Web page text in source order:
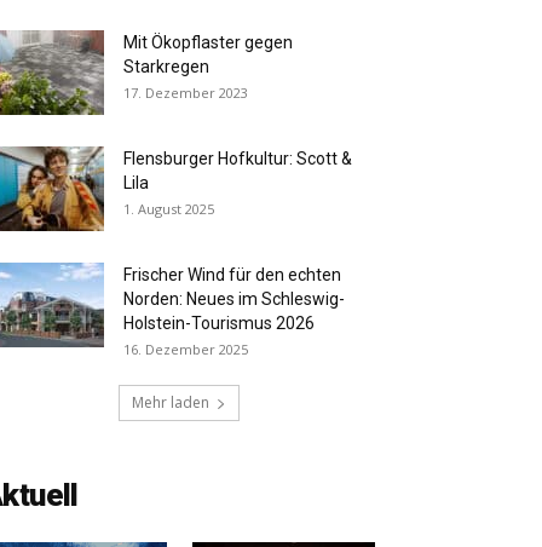
Mit Ökopflaster gegen
Starkregen
17. Dezember 2023
Flensburger Hofkultur: Scott &
Lila
1. August 2025
Frischer Wind für den echten
Norden: Neues im Schleswig-
Holstein-Tourismus 2026
16. Dezember 2025
Mehr laden